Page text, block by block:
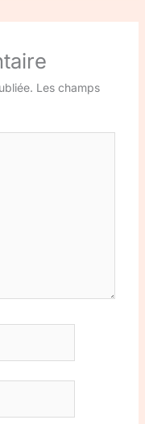
Les champs